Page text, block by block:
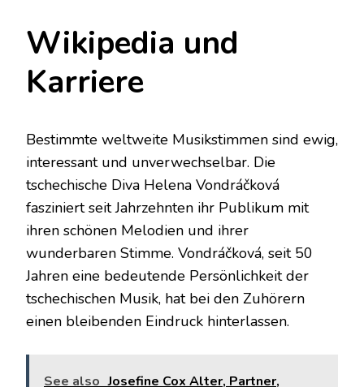
Wikipedia und
Karriere
Bestimmte weltweite Musikstimmen sind ewig,
interessant und unverwechselbar. Die
tschechische Diva Helena Vondráčková
fasziniert seit Jahrzehnten ihr Publikum mit
ihren schönen Melodien und ihrer
wunderbaren Stimme. Vondráčková, seit 50
Jahren eine bedeutende Persönlichkeit der
tschechischen Musik, hat bei den Zuhörern
einen bleibenden Eindruck hinterlassen.
See also Josefine Cox Alter, Partner,